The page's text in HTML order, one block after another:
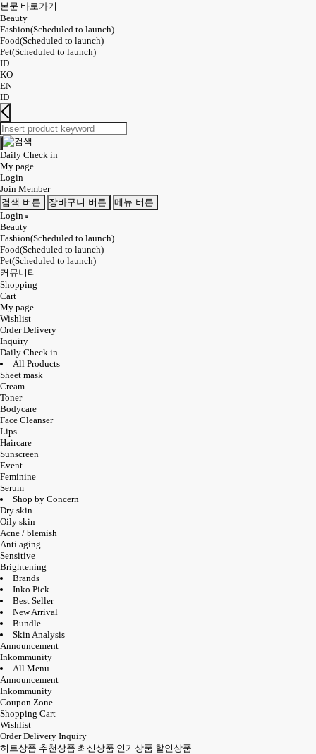
본문 바로가기
Beauty
Fashion(Scheduled to launch)
Food(Scheduled to launch)
Pet(Scheduled to launch)
ID
KO
EN
ID
Daily Check in
My page
Login
Join Member
검색 버튼
장바구니 버튼
메뉴 버튼
Login
Beauty
Fashion(Scheduled to launch)
Food(Scheduled to launch)
Pet(Scheduled to launch)
커뮤니티
Shopping
Cart
My page
Wishlist
Order Delivery
Inquiry
Daily Check in
All Products
Sheet mask
Cream
Toner
Bodycare
Face Cleanser
Lips
Haircare
Sunscreen
Event
Feminine
Serum
Shop by Concern
Dry skin
Oily skin
Acne / blemish
Anti aging
Sensitive
Brightening
Brands
Inko Pick
Best Seller
New Arrival
Bundle
Skin Analysis
Announcement
Inkommunity
All Menu
Announcement
Inkommunity
Coupon Zone
Shopping Cart
Wishlist
Order Delivery Inquiry
히트상품 추천상품 최신상품 인기상품 할인상품